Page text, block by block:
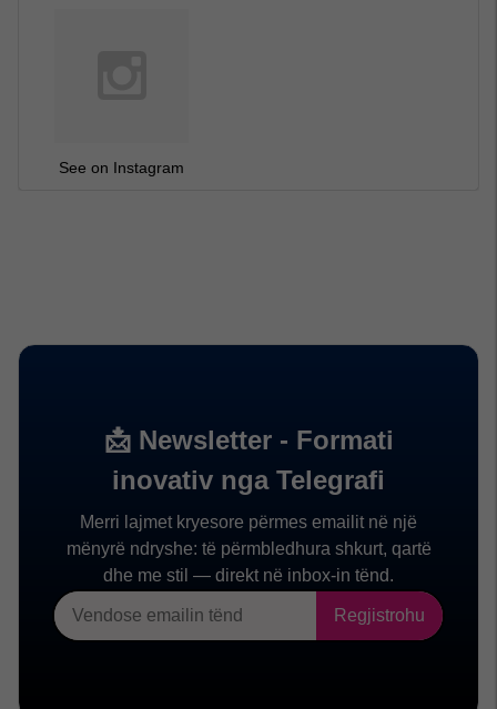
See on Instagram